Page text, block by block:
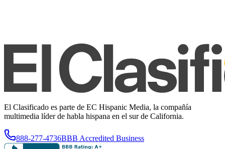
El Clasificado es parte de EC Hispanic Media, la compañía
multimedia líder de habla hispana en el sur de California.
888-277-4736BBB Accredited Business